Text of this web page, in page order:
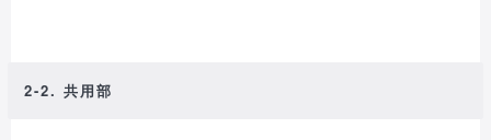
2-2. 共用部